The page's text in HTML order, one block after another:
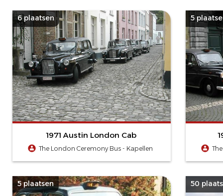
6 plaatsen
1971 Austin London Cab
The London Ceremony Bus - Kapellen
5
5 plaatsen 50